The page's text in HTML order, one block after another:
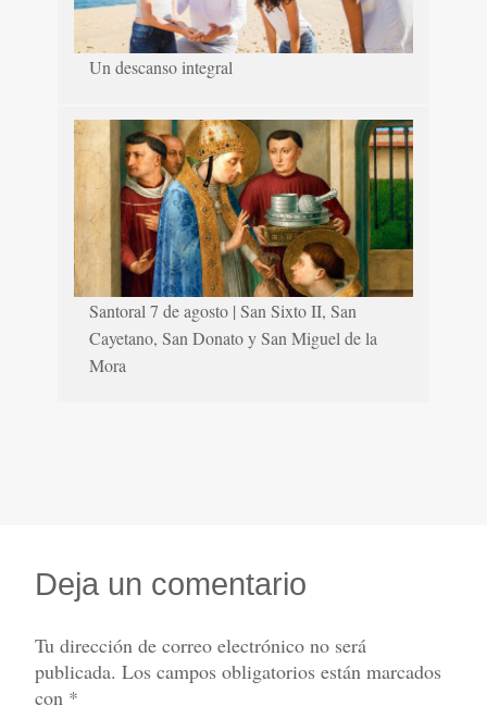
Un descanso integral
Santoral 7 de agosto | San Sixto II, San
Cayetano, San Donato y San Miguel de la
Mora
Deja un comentario
Tu dirección de correo electrónico no será
publicada. Los campos obligatorios están marcados
con *